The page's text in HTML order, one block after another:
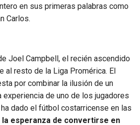
en sus primeras palabras como
Carlos.
Joel Campbell, el recién ascendido
al resto de la Liga Promérica. El
por combinar la ilusión de un
experiencia de uno de los jugadores
dado el fútbol costarricense en las
la esperanza de convertirse en